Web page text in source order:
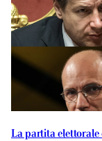
La partita elettorale